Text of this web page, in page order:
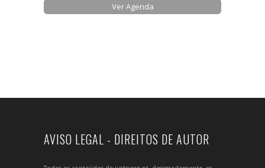
Ver Agenda
AVISO LEGAL - DIREITOS DE AUTOR